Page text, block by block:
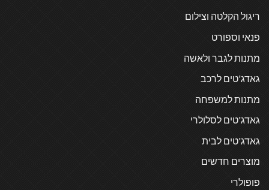
ריגול הקלטה וצילום
פנאי וספורט
מתנות לגבר ולאשה
גאדג'טים לרכב
מתנות למשפחה
גאדג'טים לסלולרי
גאדג'טים לבית
מוצרים חדשים
פופולרי